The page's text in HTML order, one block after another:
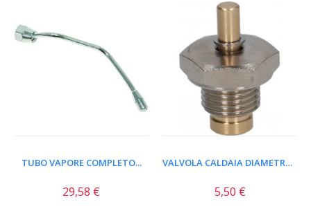
TUBO VAPORE COMPLETO...
29,58 €
VALVOLA CALDAIA DIAMETRO...
5,50 €